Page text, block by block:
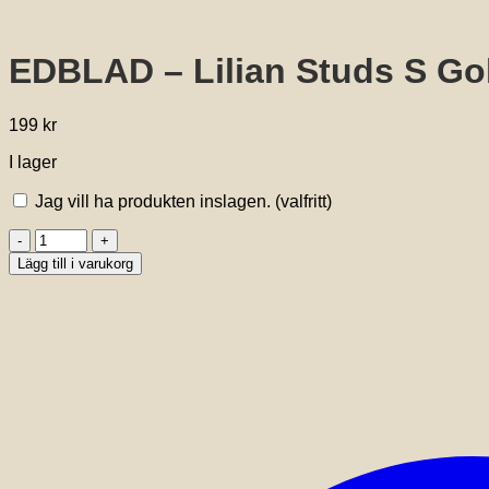
EDBLAD – Lilian Studs S
199 kr
I lager
Jag vill ha produkten inslagen. (valfritt)
EDBLAD
-
Lilian
Lägg till i varukorg